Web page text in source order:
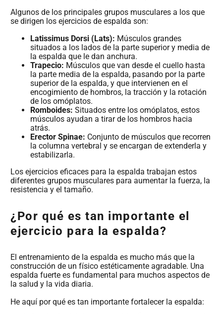
Algunos de los principales grupos musculares a los que
se dirigen los ejercicios de espalda son:
Latissimus Dorsi (Lats): Músculos grandes
situados a los lados de la parte superior y media de
la espalda que le dan anchura.
Trapecio: Músculos que van desde el cuello hasta
la parte media de la espalda, pasando por la parte
superior de la espalda, y que intervienen en el
encogimiento de hombros, la tracción y la rotación
de los omóplatos.
Romboides: Situados entre los omóplatos, estos
músculos ayudan a tirar de los hombros hacia
atrás.
Erector Spinae: Conjunto de músculos que recorren
la columna vertebral y se encargan de extenderla y
estabilizarla.
Los ejercicios eficaces para la espalda trabajan estos
diferentes grupos musculares para aumentar la fuerza, la
resistencia y el tamaño.
¿Por qué es tan importante el
ejercicio para la espalda?
El entrenamiento de la espalda es mucho más que la
construcción de un físico estéticamente agradable. Una
espalda fuerte es fundamental para muchos aspectos de
la salud y la vida diaria.
He aquí por qué es tan importante fortalecer la espalda: